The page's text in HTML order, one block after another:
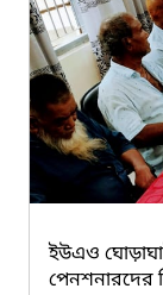
ইউএও
পেনশনারদের